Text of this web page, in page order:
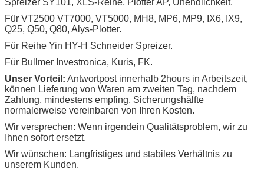
Für VT2500 VT7000, VT5000, MH8, MP6, MP9, IX6, IX9,
Q25, Q50, Q80, Alys-Plotter.
Für Reihe Yin HY-H Schneider Spreizer.
Für Bullmer Investronica, Kuris, FK.
Unser Vorteil: Antwortpost innerhalb 2hours in Arbeitszeit,
können Lieferung von Waren am zweiten Tag, nachdem
Zahlung, mindestens empfing, Sicherungshälfte
normalerweise vereinbaren von Ihren Kosten.
Wir versprechen: Wenn irgendein Qualitätsproblem, wir zu
Ihnen sofort ersetzt.
Wir wünschen: Langfristiges und stabiles Verhältnis zu
unserem Kunden.